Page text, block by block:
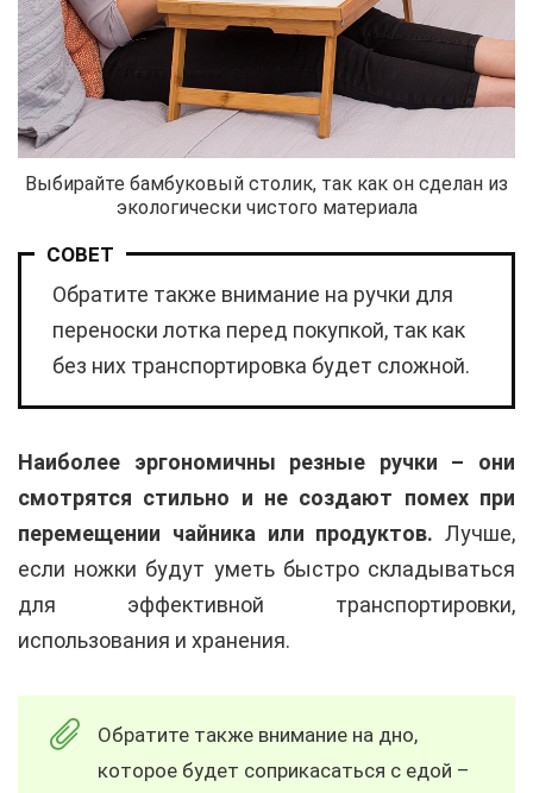
Выбирайте бамбуковый столик, так как он сделан из
экологически чистого материала
СОВЕТ
Обратите также внимание на ручки для
переноски лотка перед покупкой, так как
без них транспортировка будет сложной.
Наиболее эргономичны резные ручки – они
смотрятся стильно и не создают помех при
перемещении чайника или продуктов. Лучше,
если ножки будут уметь быстро складываться
для эффективной транспортировки,
использования и хранения.
Обратите также внимание на дно,
которое будет соприкасаться с едой –